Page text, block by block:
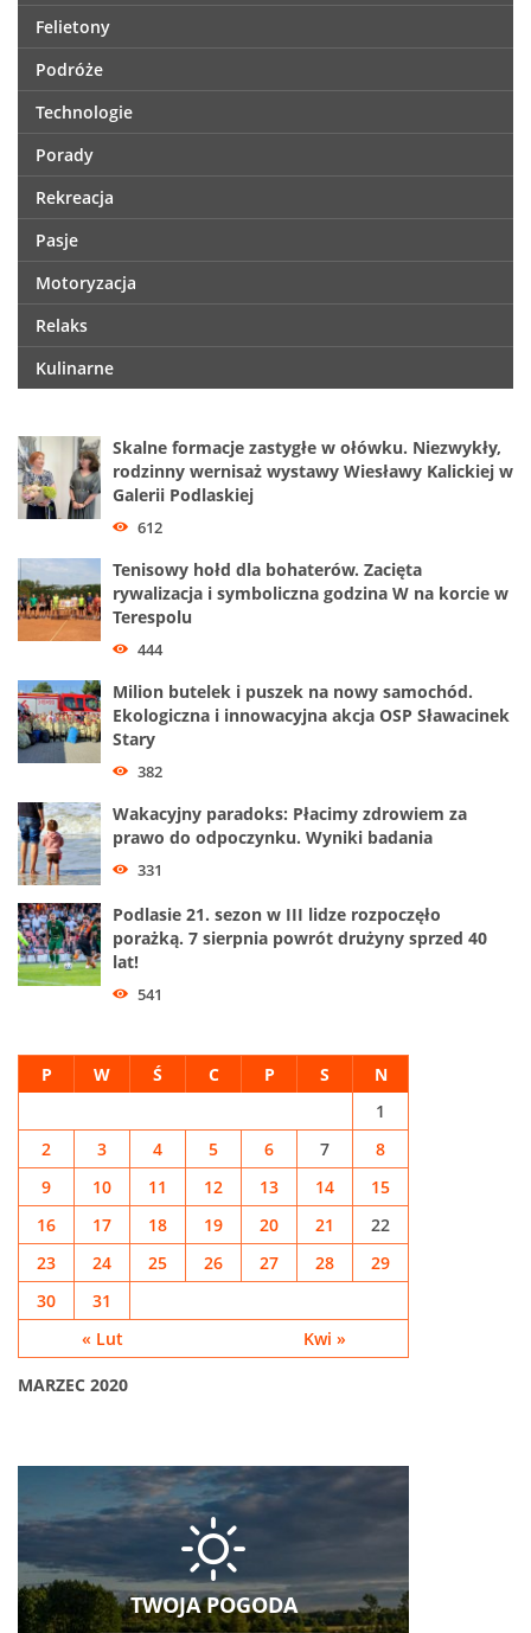
Felietony
Podróże
Technologie
Porady
Rekreacja
Pasje
Motoryzacja
Relaks
Kulinarne
Skalne formacje zastygłe w ołówku. Niezwykły,
rodzinny wernisaż wystawy Wiesławy Kalickiej w
Galerii Podlaskiej
612
Tenisowy hołd dla bohaterów. Zacięta
rywalizacja i symboliczna godzina W na korcie w
Terespolu
444
Milion butelek i puszek na nowy samochód.
Ekologiczna i innowacyjna akcja OSP Sławacinek
Stary
382
Wakacyjny paradoks: Płacimy zdrowiem za
prawo do odpoczynku. Wyniki badania
331
Podlasie 21. sezon w III lidze rozpoczęło
porażką. 7 sierpnia powrót drużyny sprzed 40
lat!
541
MARZEC 2020
P W Ś C P S N
« Lut Kwi »
1
2
3 4 5 6 7
8
9
10 11 12 13 14
15
16
17 18 19 20 21
22
23
24 25 26 27 28
29
30
31
TWOJA POGODA